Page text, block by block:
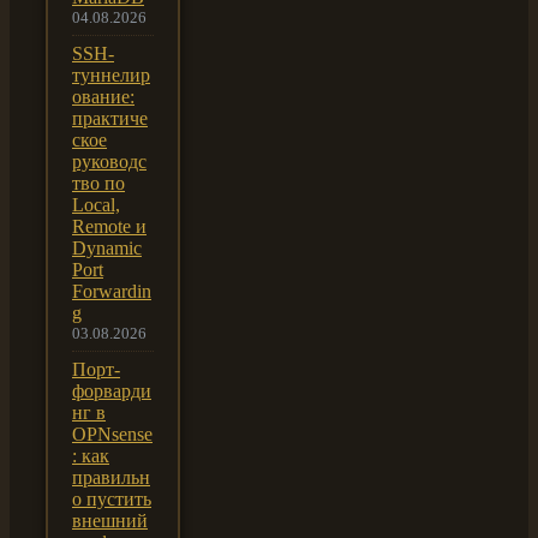
04.08.2026
SSH-
туннелир
ование:
практиче
ское
руководс
тво по
Local,
Remote и
Dynamic
Port
Forwardin
g
03.08.2026
Порт-
форварди
нг в
OPNsense
: как
правильн
о пустить
внешний